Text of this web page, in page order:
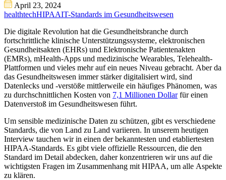
April 23, 2024
healthtechHIPAAIT-Standards im Gesundheitswesen
Die digitale Revolution hat die Gesundheitsbranche durch
fortschrittliche klinische Unterstützungssysteme, elektronischen
Gesundheitsakten (EHRs) und Elektronische Patientenakten
(EMRs), mHealth-Apps und medizinische Wearables, Telehealth-
Plattformen und vieles mehr auf ein neues Niveau gebracht. Aber da
das Gesundheitswesen immer stärker digitalisiert wird, sind
Datenlecks und -verstöße mittlerweile ein häufiges Phänomen, was
zu durchschnittlichen Kosten von 7,1 Millionen Dollarfür einen
Datenverstoß im Gesundheitswesen führt.
Um sensible medizinische Daten zu schützen, gibt es verschiedene
Standards, die von Land zu Land variieren. In unserem heutigen
Interview tauchen wir in einen der bekanntesten und etabliertesten
HIPAA-Standards. Es gibt viele offizielle Ressourcen, die den
Standard im Detail abdecken, daher konzentrieren wir uns auf die
wichtigsten Fragen im Zusammenhang mit HIPAA, um alle Aspekte
zu klären.